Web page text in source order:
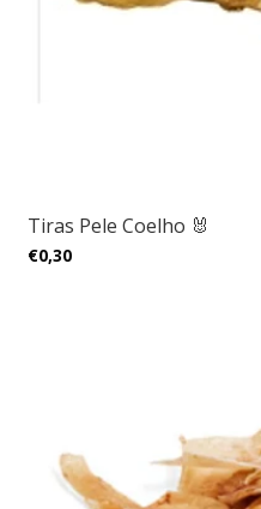
Tiras Pele Coelho 🐰
€0,30